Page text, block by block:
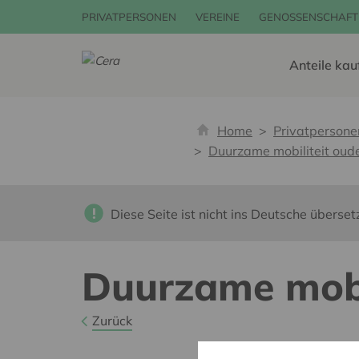
PRIVATPERSONEN VEREINE
Anteile
Home
Duurzame mobiliteit
Diese Seite ist nicht ins Deutsche
Duurzame
Zurück